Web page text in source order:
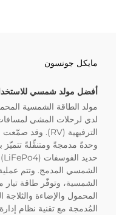
مايكل جونسون
أفضل مولد شمسي
لدي لرحلات المشي
وحدةً مدمجةً ومتنقِّلةً تتميّز
الشمسي المدمج. وتتم
الشمسية، وتوفّر طاقة تيار
المحمول والإضاءة